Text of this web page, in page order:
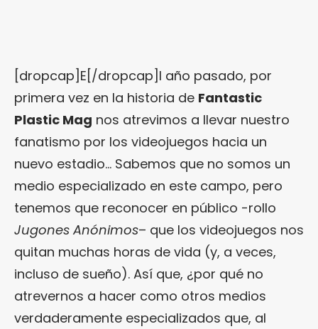
[dropcap]E[/dropcap]l año pasado, por
primera vez en la historia de Fantastic
Plastic Mag nos atrevimos a llevar nuestro
fanatismo por los videojuegos hacia un
nuevo estadio… Sabemos que no somos un
medio especializado en este campo, pero
tenemos que reconocer en público -rollo
Jugones Anónimos– que los videojuegos nos
quitan muchas horas de vida (y, a veces,
incluso de sueño). Así que, ¿por qué no
atrevernos a hacer como otros medios
verdaderamente especializados que, al